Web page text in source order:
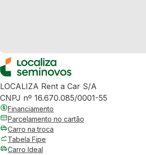
LOCALIZA Rent a Car S/A
CNPJ nº 16.670.085/0001-55
Financiamento
Parcelamento no cartão
Carro na troca
Tabela Fipe
Carro Ideal